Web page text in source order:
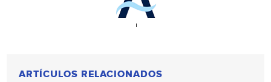
ARTÍCULOS RELACIONADOS